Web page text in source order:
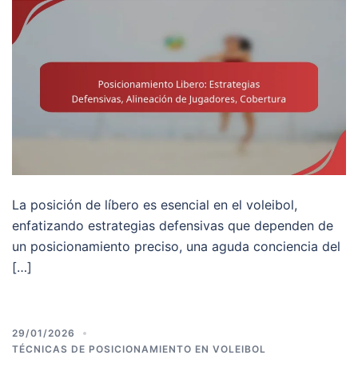
La posición de líbero es esencial en el voleibol,
enfatizando estrategias defensivas que dependen de
un posicionamiento preciso, una aguda conciencia del
[…]
29/01/2026
TÉCNICAS DE POSICIONAMIENTO EN VOLEIBOL